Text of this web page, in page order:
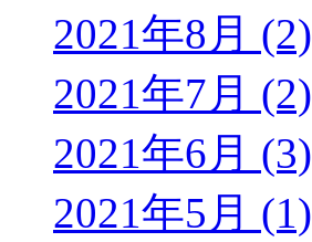
2021年8月 (2)
2021年7月 (2)
2021年6月 (3)
2021年5月 (1)